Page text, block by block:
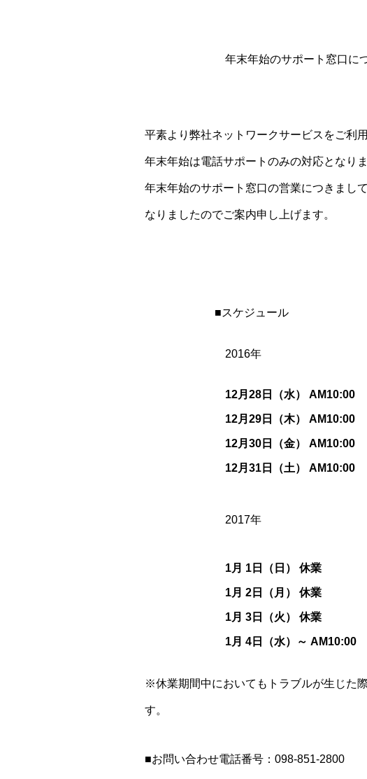
年末年始のサポート窓口に
平素より弊社ネットワークサービスをご利
年末年始は電話サポートのみの対応となり
年末年始のサポート窓口の営業につきまし
なりましたのでご案内申し上げます。
■スケジュール
2016年
12月28日（水） AM10:00
12月29日（木） AM10:00
12月30日（金） AM10:00
12月31日（土） AM10:00
2017年
1月 1日（日） 休業
1月 2日（月） 休業
1月 3日（火） 休業
1月 4日（水）～ AM10:00
※休業期間中においてもトラブルが生じた
す。
■お問い合わせ電話番号：098-851-2800